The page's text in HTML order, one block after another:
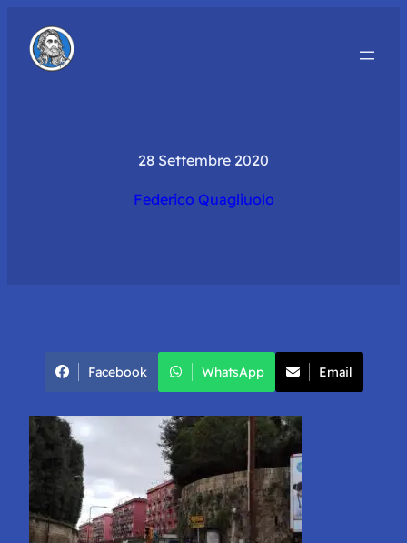
28 Settembre 2020
Federico Quagliuolo
Facebook WhatsApp Email